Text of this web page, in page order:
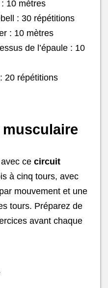
10 mètres
: 30 répétitions
: 10 mètres
de l’épaule : 10
20 répétitions
ce circuit
à cinq tours, avec
mouvement et une
tours. Préparez de
avant chaque